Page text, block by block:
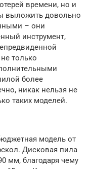
времени, но и
выложить довольно
– они
инструмент,
только
более
никак нельзя не
таких моделей.
модель от
Дисковая пила
мм, благодаря чему